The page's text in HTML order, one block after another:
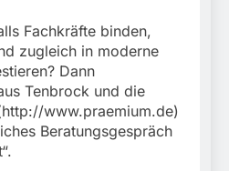
Fachkräfte binden,
zugleich in moderne
Dann
Tenbrock und die
www.praemium.de)
Beratungsgespräch